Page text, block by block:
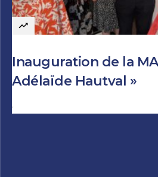
Inauguration de la
Adélaïde Hautval »